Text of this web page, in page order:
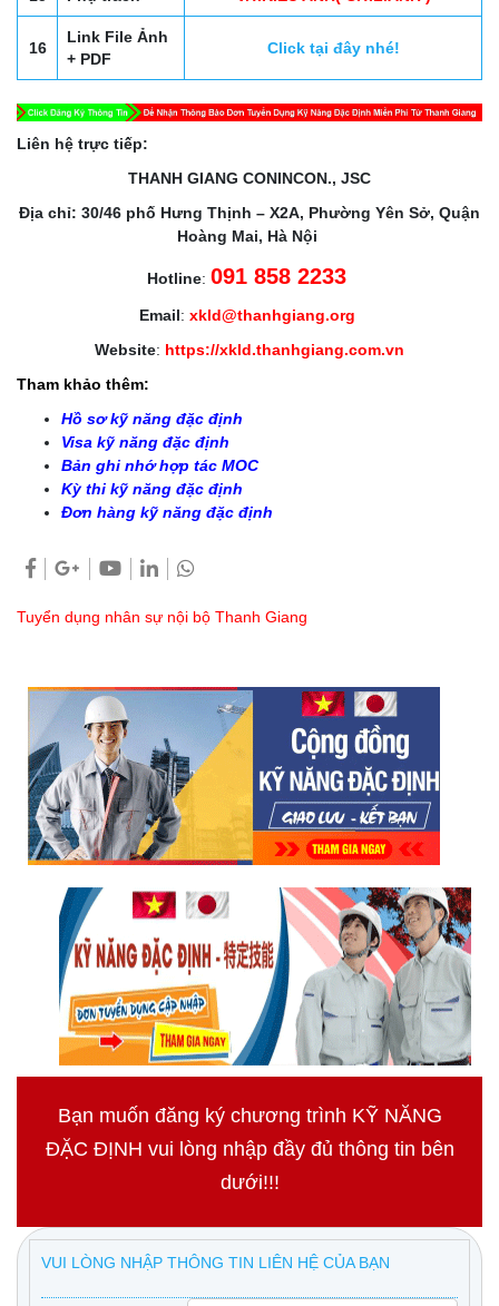
16
Link File Ảnh
+ PDF
Click tại đây nhé!
Liên hệ trực tiếp:
THANH GIANG CONINCON., JSC
Địa chỉ: 30/46 phố Hưng Thịnh – X2A, Phường Yên Sở, Quận
Hoàng Mai, Hà Nội
Hotline: 091 858 2233
Email: xkld@thanhgiang.org
Website: https://xkld.thanhgiang.com.vn
Tham khảo thêm:
Hồ sơ kỹ năng đặc định
Visa kỹ năng đặc định
Bản ghi nhớ hợp tác MOC
Kỳ thi kỹ năng đặc định
Đơn hàng kỹ năng đặc định
Tuyển dụng nhân sự nội bộ Thanh Giang
Bạn muốn đăng ký chương trình KỸ NĂNG
ĐẶC ĐỊNH vui lòng nhập đầy đủ thông tin bên
dưới!!!
VUI LÒNG NHẬP THÔNG TIN LIÊN HỆ CỦA BẠN